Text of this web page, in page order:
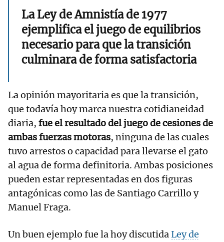
La Ley de Amnistía de 1977
ejemplifica el juego de equilibrios
necesario para que la transición
culminara de forma satisfactoria
La opinión mayoritaria es que la transición,
que todavía hoy marca nuestra cotidianeidad
diaria, fue el resultado del juego de cesiones de
ambas fuerzas motoras, ninguna de las cuales
tuvo arrestos o capacidad para llevarse el gato
al agua de forma definitoria. Ambas posiciones
pueden estar representadas en dos figuras
antagónicas como las de Santiago Carrillo y
Manuel Fraga.
Un buen ejemplo fue la hoy discutidaLey de